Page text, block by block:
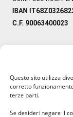
Questo sito utilizza
corretto
terze parti.
Se desideri negare il
IBAN
C.F. 90063400023